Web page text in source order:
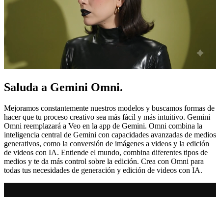
Saluda a Gemini Omni.
Mejoramos constantemente nuestros modelos y buscamos formas de
hacer que tu proceso creativo sea más fácil y más intuitivo. Gemini
Omni reemplazará a Veo en la app de Gemini. Omni combina la
inteligencia central de Gemini con capacidades avanzadas de medios
generativos, como la conversión de imágenes a videos y la edición
de videos con IA. Entiende el mundo, combina diferentes tipos de
medios y te da más control sobre la edición. Crea con Omni para
todas tus necesidades de generación y edición de videos con IA.